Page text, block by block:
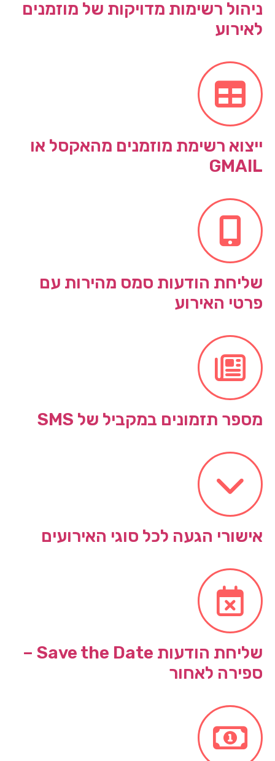
ניהול רשימות מדויקות של מוזמנים
לאירוע
ייצוא רשימת מוזמנים מהאקסל או
GMAIL
שליחת הודעות סמס מהירות עם
פרטי האירוע
מספר תזמונים במקביל של SMS
אישורי הגעה לכל סוגי האירועים
שליחת הודעות Save the Date –
ספירה לאחור